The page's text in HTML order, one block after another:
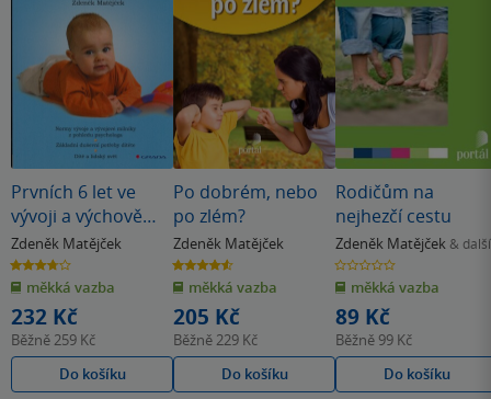
Prvních 6 let ve
vývoji a výchově
dítěte
Zdeněk Matějček
3.7
z
5
hvězdiček
měkká vazba
232 Kč
Běžně259 Kč
Do košíku
Po dobrém, nebo
po zlém?
Zdeněk Matějček
4.6
z
5
hvězdiček
měkká vazba
205 Kč
Běžně229 Kč
Do košíku
Rodičům na
nejhezčí cestu
Zdeněk Matějček & další
0.0
z
5
hvězdiček
měkká vazba
89 Kč
Běžně 99 Kč
Do košíku